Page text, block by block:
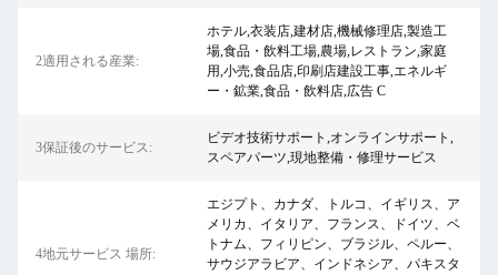
2適用される産業:
ホテル,衣装店,建材店,機械修理店,製造工
場,食品・飲料工場,農場,レストラン,家庭
用,小売,食品店,印刷店建設工事,エネルギ
ー・鉱業,食品・飲料店,広告 C
3保証後のサービス:
ビデオ技術サポート,オンラインサポート,
スペアパーツ,現地整備・修理サービス
4地元サービス 場所:
エジプト、カナダ、トルコ、イギリス、ア
メリカ、イタリア、フランス、ドイツ、ベ
トナム、フィリピン、ブラジル、ペルー、
サウジアラビア、インドネシア、パキスタ